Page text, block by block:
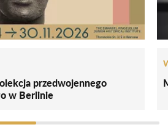
przedwojennego
w Berlinie